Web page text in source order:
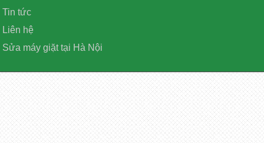
Tin tức
Liên hệ
Sửa máy giặt tại Hà Nội